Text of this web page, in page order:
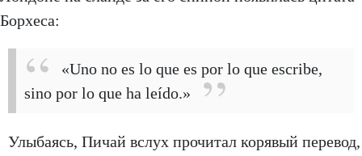
Борхеса:
«Uno no es lo que es por lo que escribe,
sino por lo que ha leído.»
Улыбаясь, Пичай вслух прочитал корявый перевод,